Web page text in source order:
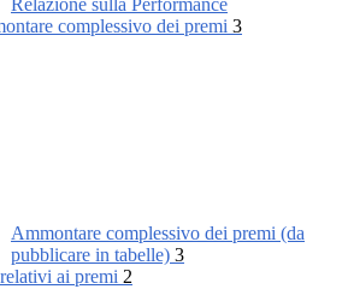
Relazione sulla Performance
complessivo dei premi 3
Ammontare complessivo dei premi (da
pubblicare in tabelle) 3
ai premi 2